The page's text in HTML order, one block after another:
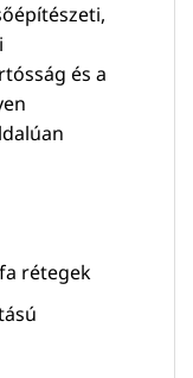
és a
rétegek